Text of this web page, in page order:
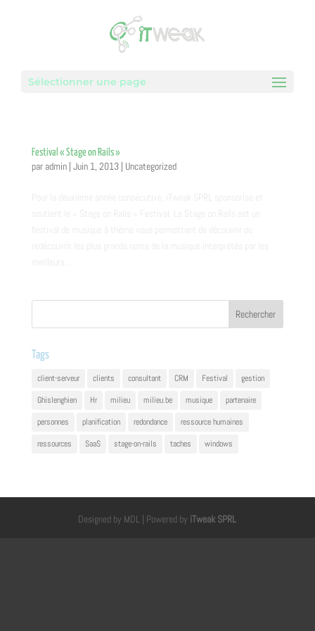
Sélectionner une page
Festival « Stage on Rails »
par admin| Juin 1, 2013| Uncategorized
Tags
client-serveur clients consultant CRM Festival
gestion
Ghislenghien
Hr milieu milieu.be musique
partenaire
personnes
planification redondance
ressource humaines
ressources
SaaS stage-on-rails taches windows
Designed by MDL | Powered by iTweak SPRL